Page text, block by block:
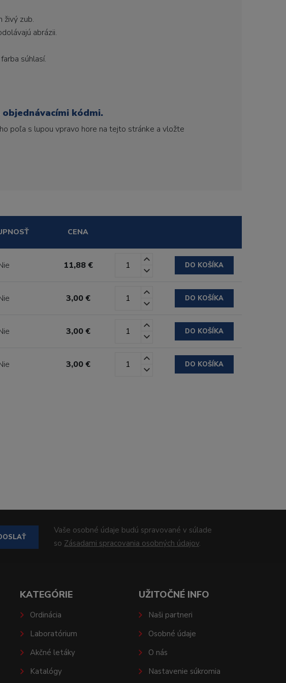
živý zub.
abrázii.
súhlasí.
kódmi.
poľa s lupou vpravo hore na tejto stránke a vložte
CENA
11,88 € DO KOŠÍKA
3,00 € DO KOŠÍKA
3,00 € DO KOŠÍKA
3,00 € DO KOŠÍKA
Vaše osobné údaje budú spravované v súlade
so Zásadami spracovania osobných údajov.
KATEGÓRIE
Ordinácia
Laboratórium
Akčné letáky
Katalógy
UŽITOČNÉ INFO
Naši partneri
Osobné údaje
O nás
Nastavenie súkromia